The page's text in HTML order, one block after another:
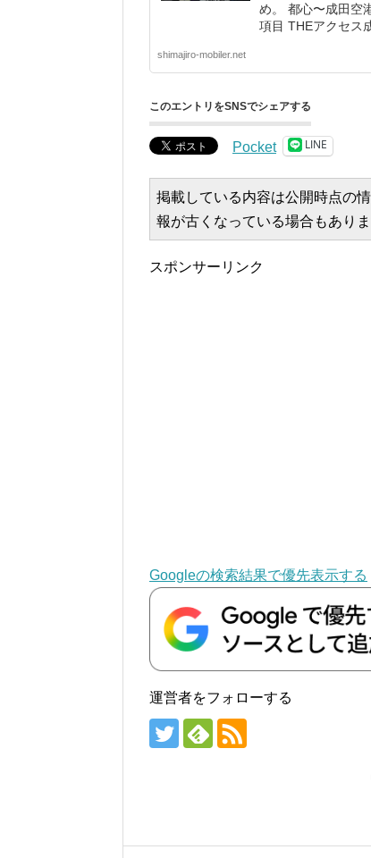
め。 都心〜成田空
項目 THEアクセス
shimajiro-mobiler.net
このエントリをSNSでシェアする
Pocket LINE
掲載している内容は公開時点の
報が古くなっている場合もあり
スポンサーリンク
Googleの検索結果で優先表示する
運営者をフォローする